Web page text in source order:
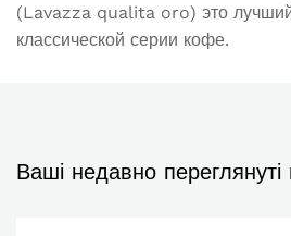
(Lavazza qualita oro) это
классической серии кофе.
Ваші недавно переглянуті